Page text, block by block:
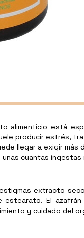
alimenticio está
producir estrés,
llegar a exigir
cuantas ingestas
extracto
El
y cuidado del